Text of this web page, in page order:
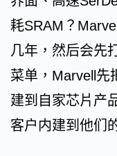
耗SRAM？
几年，然后会先
菜单，Marvell先
建到自家芯片产
客户内建到他们